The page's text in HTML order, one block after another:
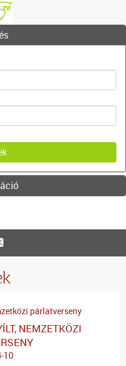
NEMZETKÖZI
10